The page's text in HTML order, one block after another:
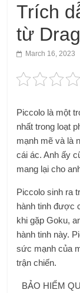
Trích
từ
March 16, 2023
Piccolo là một
nhất trong loạt
mạnh mẽ và là
cái ác. Anh ấy
mang lại cho
Piccolo sinh ra
hành tinh được
khi gặp Goku,
hành tinh này.
sức mạnh của
trận chiến.
BẢO HIỂM